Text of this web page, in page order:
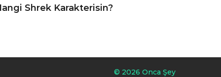
Shrek Karakterisin?
© 2026 Onca Şey